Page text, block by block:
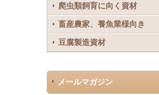
爬虫類飼育に向く資材
畜産農家、養魚業様向き
豆腐製造資材
メールマガジン